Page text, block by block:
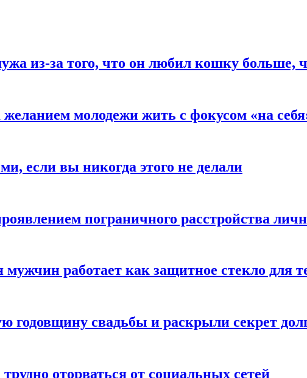
из-за того, что он любил кошку больше,
желанием молодежи жить с фокусом «на
если вы никогда этого не делали
пограничного расстройства
работает как защитное стекло для
годовщину свадьбы и раскрыли секрет
оторваться от социальных сетей